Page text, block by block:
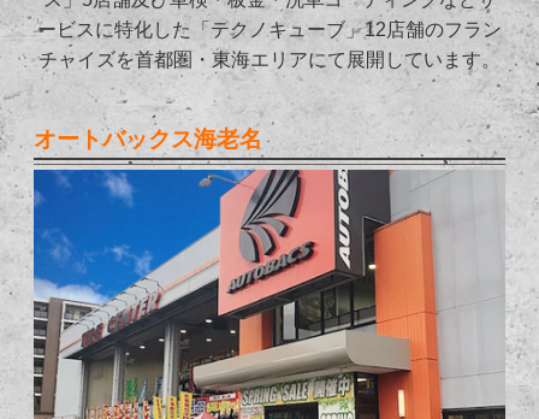
ービスに特化した「テクノキューブ」12店舗のフラン
チャイズを首都圏・東海エリアにて展開しています。
オートバックス海老名